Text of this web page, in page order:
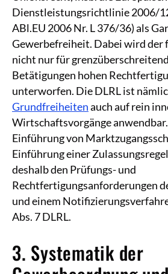
Dienstleistungsrichtlinie 2006/
ABl.EU 2006 Nr. L 376/36) als
Gewerbefreiheit. Dabei wird der
nicht nur für
Betätigungen hohen
unterworfen. Die DLRL ist
Grundfreiheitenauch auf rein
Wirtschaftsvorgänge anwendbar.
Einführung von
Einführung einer
deshalb den Prüfungs- und
Rechtfertigungsanforderungen
und einem
Abs. 7 DLRL.
3. Systematik der